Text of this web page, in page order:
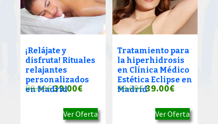
¡Relájate y
disfruta! Rituales
relajantes
personalizados
en Madrid
90.00€El
original
39.00€El
actual
Ver Oferta
Tratamiento para
la hiperhidrosis
en Clínica Médico
Estética Eclipse en
Madrid
90.00€El
original
39.00€El
actual
Ver Oferta